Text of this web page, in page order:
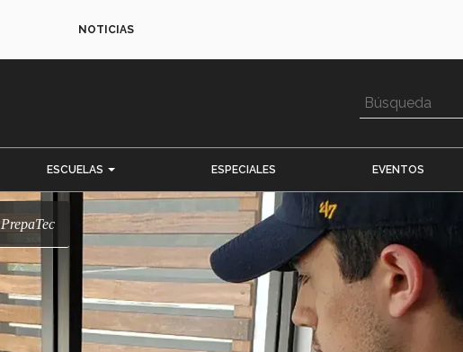
NOTICIAS
ESCUELAS ESPECIALES EVENTOS